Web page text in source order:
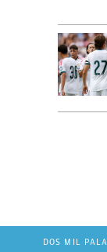
DOS MIL